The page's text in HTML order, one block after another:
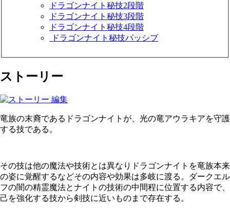
ドラゴンナイト秘技2段階
ドラゴンナイト秘技3段階
ドラゴンナイト秘技4段階
ドラゴンナイト秘技パッシブ
ストーリー
竜族の末裔であるドラゴンナイトが、光の竜アウラキアを守護
する技である。
その技は他の魔法や技術とは異なりドラゴンナイトを竜族本来
の姿に覚醒するなどその内容や効果は多岐に渡る。ダークエル
フの闇の精霊魔法とナイトの技術の中間程に位置する内容で、
己を強化する技から剣技に近いものまで存在する。